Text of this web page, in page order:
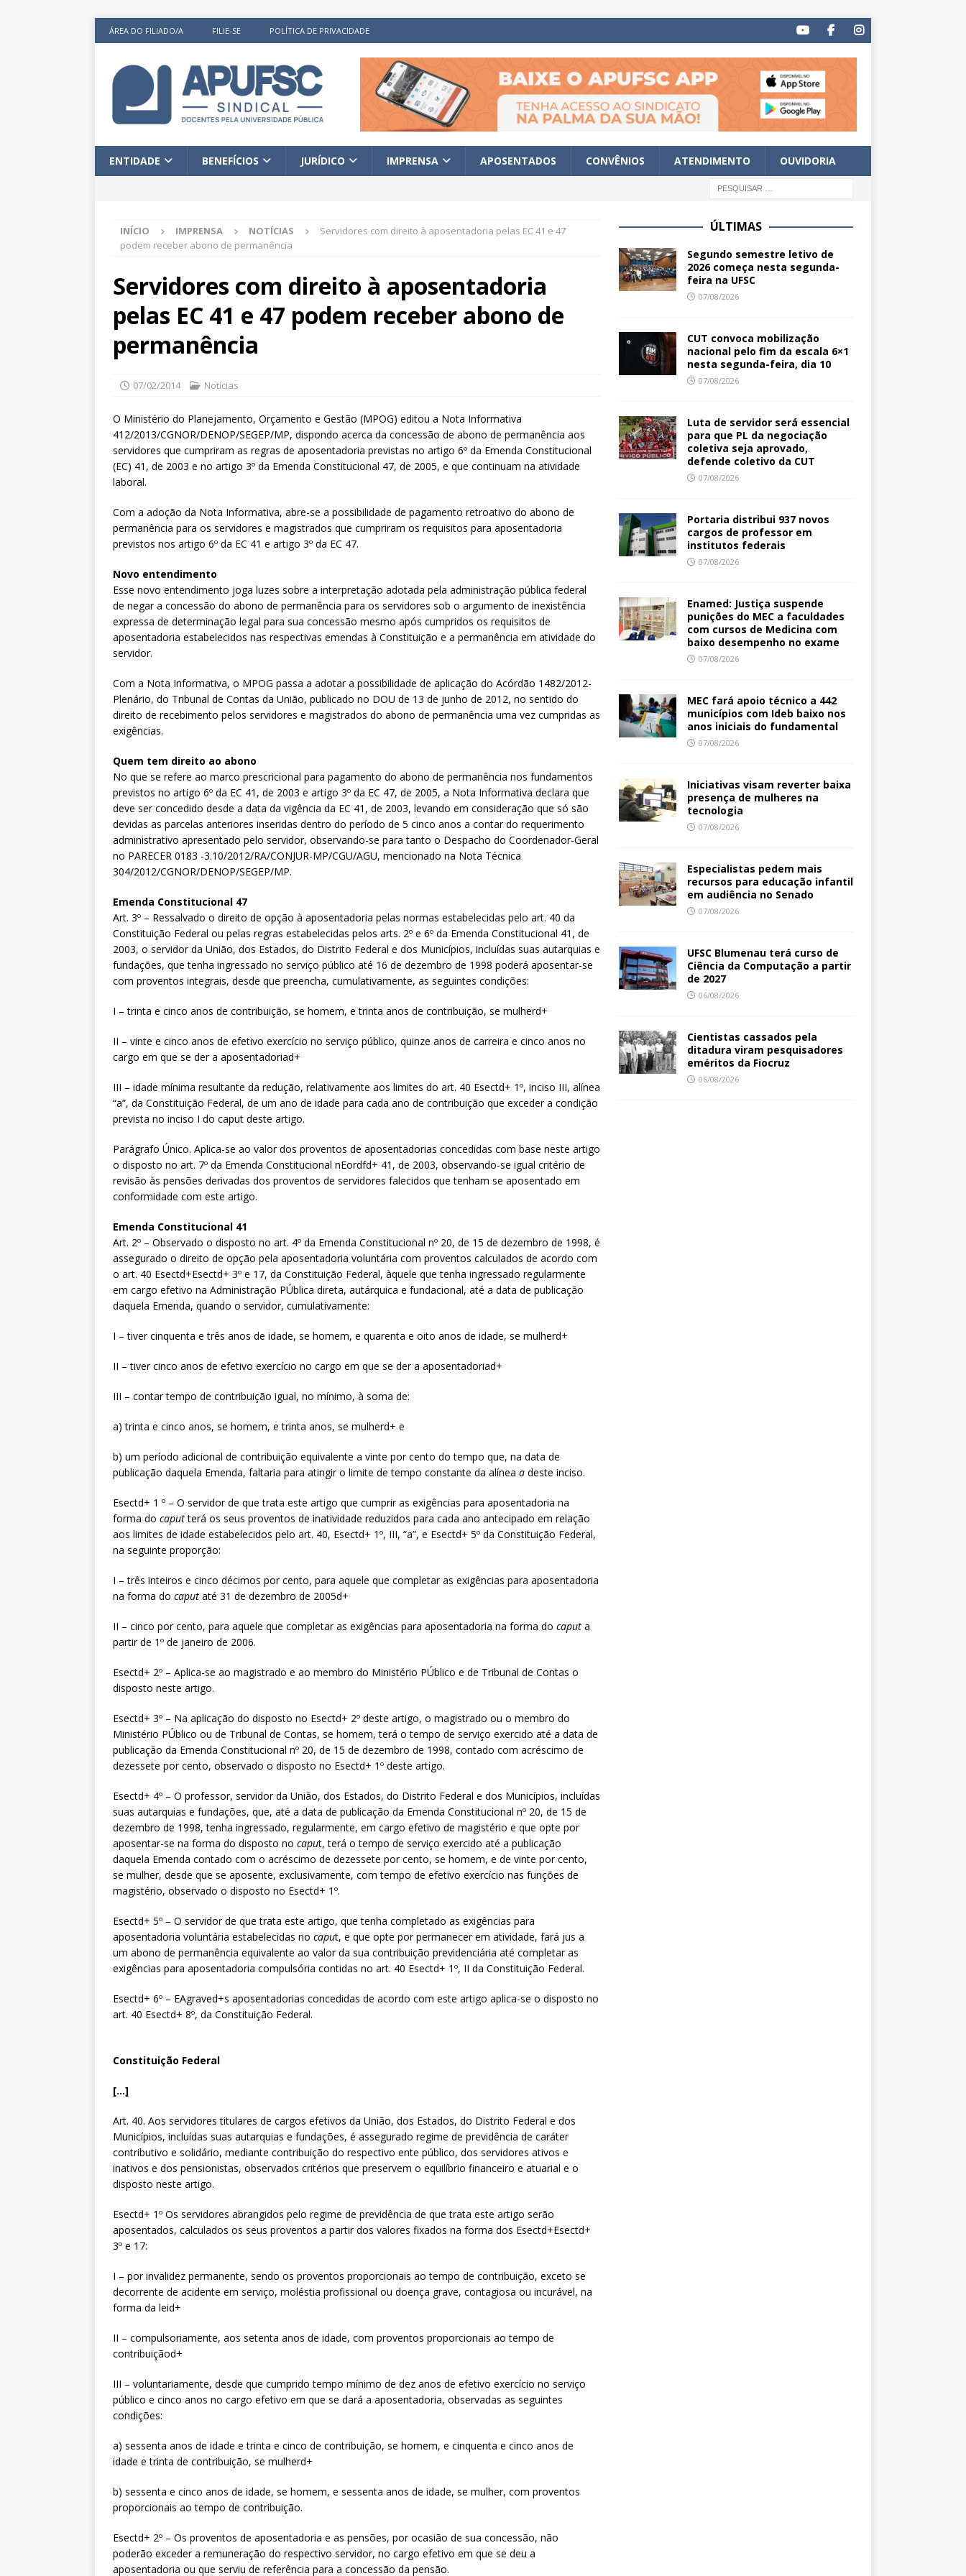
ÁREA DO FILIADO/A FILIE-SE POLÍTICA DE PRIVACIDADE
ENTIDADE BENEFÍCIOS JURÍDICO IMPRENSA APOSENTADOS CONVÊNIOS ATENDIMENTO OUVIDORIA
INÍCIO IMPRENSA NOTÍCIAS
Servidores com direito à aposentadoria pelas EC 41 e 47
podem receber abono de permanência
Servidores com direito à aposentadoria
pelas EC 41 e 47 podem receber abono de
permanência
07/02/2014 Notícias
O Ministério do Planejamento, Orçamento e Gestão (MPOG) editou a Nota Informativa
412/2013/CGNOR/DENOP/SEGEP/MP, dispondo acerca da concessão de abono de permanência aos
servidores que cumpriram as regras de aposentadoria previstas no artigo 6º da Emenda Constitucional
(EC) 41, de 2003 e no artigo 3º da Emenda Constitucional 47, de 2005, e que continuam na atividade
laboral.
Com a adoção da Nota Informativa, abre-se a possibilidade de pagamento retroativo do abono de
permanência para os servidores e magistrados que cumpriram os requisitos para aposentadoria
previstos nos artigo 6º da EC 41 e artigo 3º da EC 47.
Novo entendimento
Esse novo entendimento joga luzes sobre a interpretação adotada pela administração pública federal
de negar a concessão do abono de permanência para os servidores sob o argumento de inexistência
expressa de determinação legal para sua concessão mesmo após cumpridos os requisitos de
aposentadoria estabelecidos nas respectivas emendas à Constituição e a permanência em atividade do
servidor.
Com a Nota Informativa, o MPOG passa a adotar a possibilidade de aplicação do Acórdão 1482/2012-
Plenário, do Tribunal de Contas da União, publicado no DOU de 13 de junho de 2012, no sentido do
direito de recebimento pelos servidores e magistrados do abono de permanência uma vez cumpridas as
exigências.
Quem tem direito ao abono
No que se refere ao marco prescricional para pagamento do abono de permanência nos fundamentos
previstos no artigo 6º da EC 41, de 2003 e artigo 3º da EC 47, de 2005, a Nota Informativa declara que
deve ser concedido desde a data da vigência da EC 41, de 2003, levando em consideração que só são
devidas as parcelas anteriores inseridas dentro do período de 5 cinco anos a contar do requerimento
administrativo apresentado pelo servidor, observando-se para tanto o Despacho do Coordenador-Geral
no PARECER 0183 -3.10/2012/RA/CONJUR-MP/CGU/AGU, mencionado na Nota Técnica
304/2012/CGNOR/DENOP/SEGEP/MP.
Emenda Constitucional 47
Art. 3º – Ressalvado o direito de opção à aposentadoria pelas normas estabelecidas pelo art. 40 da
Constituição Federal ou pelas regras estabelecidas pelos arts. 2º e 6º da Emenda Constitucional 41, de
2003, o servidor da União, dos Estados, do Distrito Federal e dos Municípios, incluídas suas autarquias e
fundações, que tenha ingressado no serviço público até 16 de dezembro de 1998 poderá aposentar-se
com proventos integrais, desde que preencha, cumulativamente, as seguintes condições:
I – trinta e cinco anos de contribuição, se homem, e trinta anos de contribuição, se mulherd+
II – vinte e cinco anos de efetivo exercício no serviço público, quinze anos de carreira e cinco anos no
cargo em que se der a aposentadoriad+
III – idade mínima resultante da redução, relativamente aos limites do art. 40 Esectd+ 1º, inciso III, alínea
“a”, da Constituição Federal, de um ano de idade para cada ano de contribuição que exceder a condição
prevista no inciso I do caput deste artigo.
Parágrafo Único. Aplica-se ao valor dos proventos de aposentadorias concedidas com base neste artigo
o disposto no art. 7º da Emenda Constitucional nEordfd+ 41, de 2003, observando-se igual critério de
revisão às pensões derivadas dos proventos de servidores falecidos que tenham se aposentado em
conformidade com este artigo.
Emenda Constitucional 41
Art. 2º – Observado o disposto no art. 4º da Emenda Constitucional nº 20, de 15 de dezembro de 1998, é
assegurado o direito de opção pela aposentadoria voluntária com proventos calculados de acordo com
o art. 40 Esectd+Esectd+ 3º e 17, da Constituição Federal, àquele que tenha ingressado regularmente
em cargo efetivo na Administração PÚblica direta, autárquica e fundacional, até a data de publicação
daquela Emenda, quando o servidor, cumulativamente:
I – tiver cinquenta e três anos de idade, se homem, e quarenta e oito anos de idade, se mulherd+
II – tiver cinco anos de efetivo exercício no cargo em que se der a aposentadoriad+
III – contar tempo de contribuição igual, no mínimo, à soma de:
a) trinta e cinco anos, se homem, e trinta anos, se mulherd+ e
b) um período adicional de contribuição equivalente a vinte por cento do tempo que, na data de
publicação daquela Emenda, faltaria para atingir o limite de tempo constante da alínea a deste inciso.
Esectd+ 1 º – O servidor de que trata este artigo que cumprir as exigências para aposentadoria na
forma do caputterá os seus proventos de inatividade reduzidos para cada ano antecipado em relação
aos limites de idade estabelecidos pelo art. 40, Esectd+ 1º, III, “a”, e Esectd+ 5º da Constituição Federal,
na seguinte proporção:
I – três inteiros e cinco décimos por cento, para aquele que completar as exigências para aposentadoria
na forma do caput até 31 de dezembro de 2005d+
II – cinco por cento, para aquele que completar as exigências para aposentadoria na forma do caput a
partir de 1º de janeiro de 2006.
Esectd+ 2º – Aplica-se ao magistrado e ao membro do Ministério PÚblico e de Tribunal de Contas o
disposto neste artigo.
Esectd+ 3º – Na aplicação do disposto no Esectd+ 2º deste artigo, o magistrado ou o membro do
Ministério PÚblico ou de Tribunal de Contas, se homem, terá o tempo de serviço exercido até a data de
publicação da Emenda Constitucional nº 20, de 15 de dezembro de 1998, contado com acréscimo de
dezessete por cento, observado o disposto no Esectd+ 1º deste artigo.
Esectd+ 4º – O professor, servidor da União, dos Estados, do Distrito Federal e dos Municípios, incluídas
suas autarquias e fundações, que, até a data de publicação da Emenda Constitucional nº 20, de 15 de
dezembro de 1998, tenha ingressado, regularmente, em cargo efetivo de magistério e que opte por
aposentar-se na forma do disposto no caput, terá o tempo de serviço exercido até a publicação
daquela Emenda contado com o acréscimo de dezessete por cento, se homem, e de vinte por cento,
se mulher, desde que se aposente, exclusivamente, com tempo de efetivo exercício nas funções de
magistério, observado o disposto no Esectd+ 1º.
Esectd+ 5º – O servidor de que trata este artigo, que tenha completado as exigências para
aposentadoria voluntária estabelecidas no caput, e que opte por permanecer em atividade, fará jus a
um abono de permanência equivalente ao valor da sua contribuição previdenciária até completar as
exigências para aposentadoria compulsória contidas no art. 40 Esectd+ 1º, II da Constituição Federal.
Esectd+ 6º – EAgraved+s aposentadorias concedidas de acordo com este artigo aplica-se o disposto no
art. 40 Esectd+ 8º, da Constituição Federal.
Constituição Federal
[…]
Art. 40. Aos servidores titulares de cargos efetivos da União, dos Estados, do Distrito Federal e dos
Municípios, incluídas suas autarquias e fundações, é assegurado regime de previdência de caráter
contributivo e solidário, mediante contribuição do respectivo ente público, dos servidores ativos e
inativos e dos pensionistas, observados critérios que preservem o equilíbrio financeiro e atuarial e o
disposto neste artigo.
Esectd+ 1º Os servidores abrangidos pelo regime de previdência de que trata este artigo serão
aposentados, calculados os seus proventos a partir dos valores fixados na forma dos Esectd+Esectd+
3º e 17:
I – por invalidez permanente, sendo os proventos proporcionais ao tempo de contribuição, exceto se
decorrente de acidente em serviço, moléstia profissional ou doença grave, contagiosa ou incurável, na
forma da leid+
II – compulsoriamente, aos setenta anos de idade, com proventos proporcionais ao tempo de
contribuiçãod+
III – voluntariamente, desde que cumprido tempo mínimo de dez anos de efetivo exercício no serviço
público e cinco anos no cargo efetivo em que se dará a aposentadoria, observadas as seguintes
condições:
a) sessenta anos de idade e trinta e cinco de contribuição, se homem, e cinquenta e cinco anos de
idade e trinta de contribuição, se mulherd+
b) sessenta e cinco anos de idade, se homem, e sessenta anos de idade, se mulher, com proventos
proporcionais ao tempo de contribuição.
Esectd+ 2º – Os proventos de aposentadoria e as pensões, por ocasião de sua concessão, não
poderão exceder a remuneração do respectivo servidor, no cargo efetivo em que se deu a
aposentadoria ou que serviu de referência para a concessão da pensão.
ÚLTIMAS
Segundo semestre letivo de
2026 começa nesta segunda-
feira na UFSC
07/08/2026
CUT convoca mobilização
nacional pelo fim da escala 6×1
nesta segunda-feira, dia 10
07/08/2026
Luta de servidor será essencial
para que PL da negociação
coletiva seja aprovado,
defende coletivo da CUT
07/08/2026
Portaria distribui 937 novos
cargos de professor em
institutos federais
07/08/2026
Enamed: Justiça suspende
punições do MEC a faculdades
com cursos de Medicina com
baixo desempenho no exame
07/08/2026
MEC fará apoio técnico a 442
municípios com Ideb baixo nos
anos iniciais do fundamental
07/08/2026
Iniciativas visam reverter baixa
presença de mulheres na
tecnologia
07/08/2026
Especialistas pedem mais
recursos para educação infantil
em audiência no Senado
07/08/2026
UFSC Blumenau terá curso de
Ciência da Computação a partir
de 2027
06/08/2026
Cientistas cassados pela
ditadura viram pesquisadores
eméritos da Fiocruz
06/08/2026